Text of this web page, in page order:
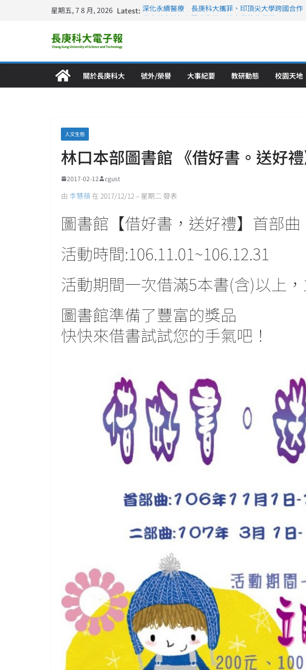
星期五, 7 8 月, 2026 Latest: 深化永續醫療 長庚科大攜菲、印頂尖大學跨國合作
關於長庚科大 號外/榮譽 大事紀要 教研動態 校園天地
人文生態
林口本部圖書館 《借好書。送好
2017-02-12 cgust
由 李慧蘋 在 2017/12/12 – 星期二 發表
圖書館【借好書，送好禮】首部曲
活動時間:106.11.01~106.12.31
活動期間一次借滿5本書(含)以上
圖書館準備了豐富的獎品
快快來借書試試您的手氣吧！